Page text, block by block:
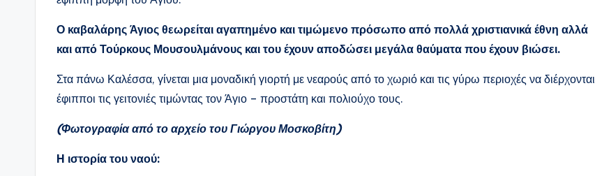
Ο καβαλάρης Άγιος θεωρείται αγαπημένο και τιμώμενο πρόσωπο από πολλά χριστιανικά έθνη αλλά
και από Τούρκους Μουσουλμάνους και του έχουν αποδώσει μεγάλα θαύματα που έχουν βιώσει.
Στα πάνω Καλέσσα, γίνεται μια μοναδική γιορτή με νεαρούς από το χωριό και τις γύρω περιοχές να διέρχονται
έφιπποι τις γειτονιές τιμώντας τον Άγιο – προστάτη και πολιούχο τους.
(Φωτογραφία από το αρχείο του Γιώργου Μοσκοβίτη)
H ιστορία του ναού: